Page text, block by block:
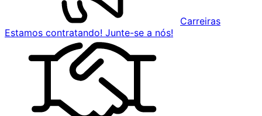
Carreiras
Estamos contratando! Junte-se a nós!